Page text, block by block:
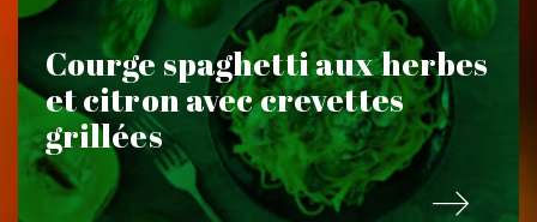
Courge spaghetti aux herbes
et citron avec crevettes
grillées